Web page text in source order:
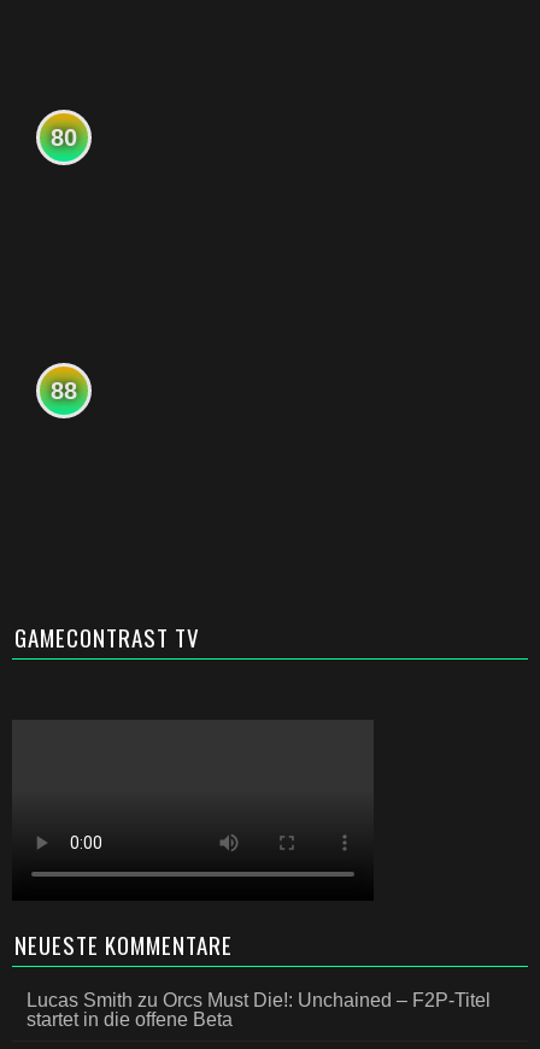
80
88
GAMECONTRAST TV
NEUESTE KOMMENTARE
Lucas Smith zu Orcs Must Die!: Unchained – F2P-Titel
startet in die offene Beta